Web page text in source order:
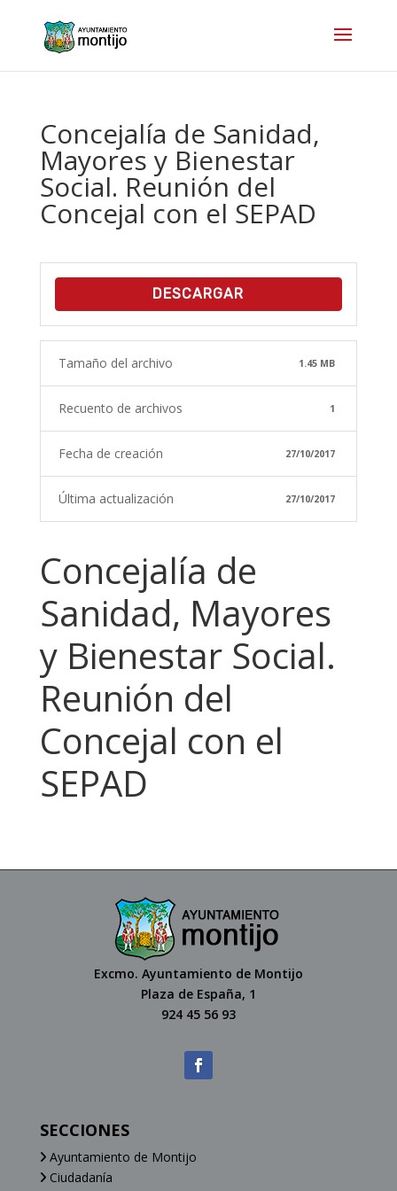
Concejalía de Sanidad,
Mayores y Bienestar
Social. Reunión del
Concejal con el SEPAD
DESCARGAR
Tamaño del archivo 1.45 MB
Recuento de archivos 1
Fecha de creación 27/10/2017
Última actualización 27/10/2017
Concejalía de
Sanidad, Mayores
y Bienestar Social.
Reunión del
Concejal con el
SEPAD
Excmo. Ayuntamiento de Montijo
Plaza de España, 1
924 45 56 93
SECCIONES
Ayuntamiento de Montijo
Ciudadanía